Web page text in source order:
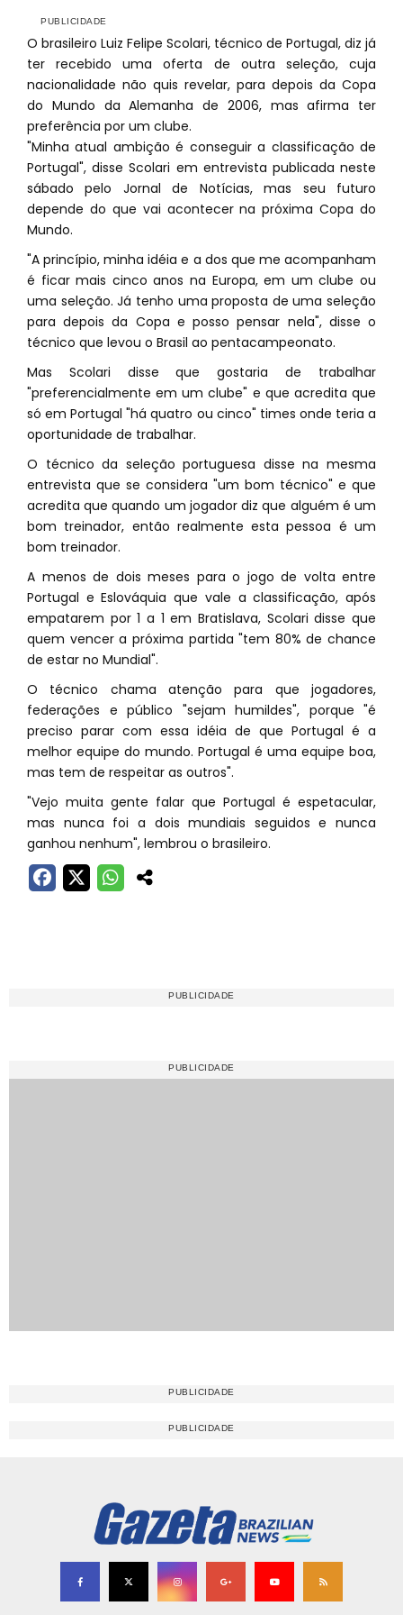
O brasileiro Luiz Felipe Scolari, técnico de Portugal, diz já
ter recebido uma oferta de outra seleção, cuja
nacionalidade não quis revelar, para depois da Copa
do Mundo da Alemanha de 2006, mas afirma ter
preferência por um clube.
"Minha atual ambição é conseguir a classificação de
Portugal", disse Scolari em entrevista publicada neste
sábado pelo Jornal de Notícias, mas seu futuro
depende do que vai acontecer na próxima Copa do
Mundo.
"A princípio, minha idéia e a dos que me acompanham
é ficar mais cinco anos na Europa, em um clube ou
uma seleção. Já tenho uma proposta de uma seleção
para depois da Copa e posso pensar nela", disse o
técnico que levou o Brasil ao pentacampeonato.
Mas Scolari disse que gostaria de trabalhar
"preferencialmente em um clube" e que acredita que
só em Portugal "há quatro ou cinco" times onde teria a
oportunidade de trabalhar.
O técnico da seleção portuguesa disse na mesma
entrevista que se considera "um bom técnico" e que
acredita que quando um jogador diz que alguém é um
bom treinador, então realmente esta pessoa é um
bom treinador.
A menos de dois meses para o jogo de volta entre
Portugal e Eslováquia que vale a classificação, após
empatarem por 1 a 1 em Bratislava, Scolari disse que
quem vencer a próxima partida "tem 80% de chance
de estar no Mundial".
O técnico chama atenção para que jogadores,
federações e público "sejam humildes", porque "é
preciso parar com essa idéia de que Portugal é a
melhor equipe do mundo. Portugal é uma equipe boa,
mas tem de respeitar as outros".
"Vejo muita gente falar que Portugal é espetacular,
mas nunca foi a dois mundiais seguidos e nunca
ganhou nenhum", lembrou o brasileiro.